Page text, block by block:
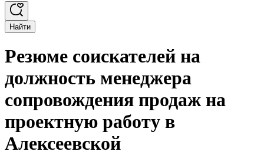
Найти
Резюме соискателей на
должность менеджера
сопровождения продаж на
проектную работу в
Алексеевской